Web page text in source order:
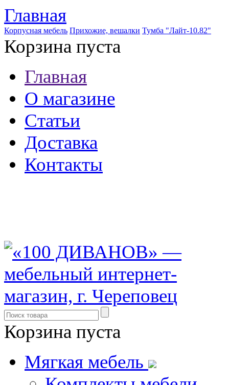
Главная
Корпусная мебель Прихожие, вешалки Тумба "Лайт-10.82"
Корзина пуста
Главная
О магазине
Статьи
Доставка
Контакты
Корзина пуста
Мягкая мебель